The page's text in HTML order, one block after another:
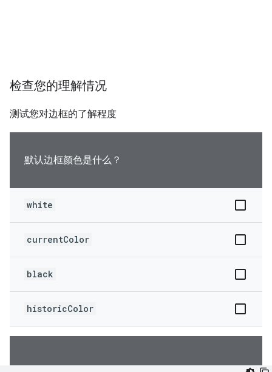
检查您的理解情况
测试您对边框的了解程度
默认边框颜色是什么？
white
currentColor
black
historicColor